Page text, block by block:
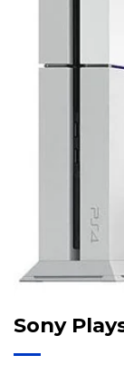
Sony